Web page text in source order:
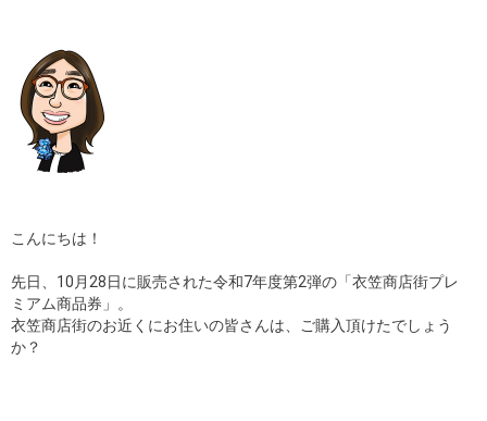
ブログ
採用
こんにちは！
先日、10月28日に販売された令和7年度第2弾の「衣笠商店街プレ
ミアム商品券」。
衣笠商店街のお近くにお住いの皆さんは、ご購入頂けたでしょう
か？